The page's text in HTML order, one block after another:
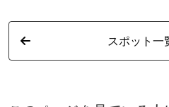
スポット一